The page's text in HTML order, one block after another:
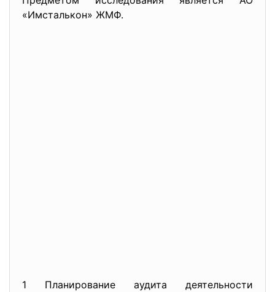
«Имсталькон» ЖМФ.
1 Планирование аудита деятельности